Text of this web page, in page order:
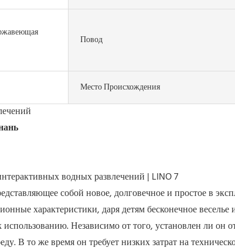
Повод
Место Происхождения
собой новое, долговечное и простое в
характеристики, даря детям бесконечное
Независимо от того, установлен ли он
В то же время он требует низких затрат на